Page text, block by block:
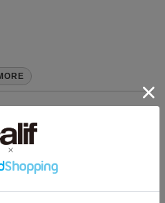
求する事で、自然と“良い雰囲気”に
服自体が出す雰囲気を感じれば、都
の人自身が反映され、自由に思うが